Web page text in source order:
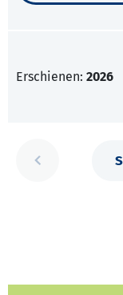
Erschienen: 2026